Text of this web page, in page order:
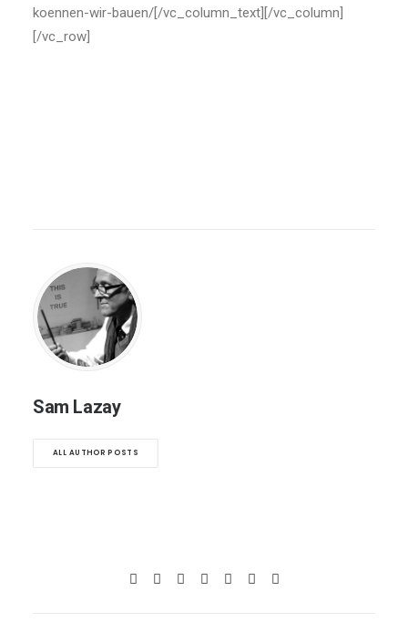
koennen-wir-bauen/[/vc_column_text][/vc_column]
[/vc_row]
Sam Lazay
ALL AUTHOR POSTS